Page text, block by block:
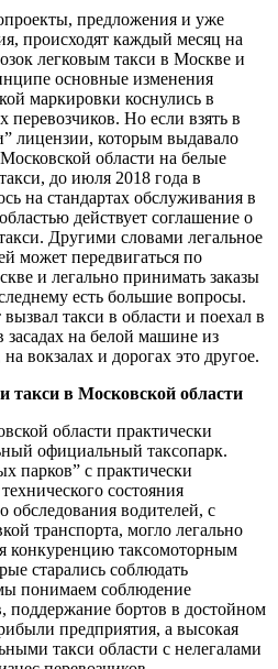
предложения и уже
происходят каждый месяц на
легковым такси в Москве и
основные изменения
маркировки коснулись в
перевозчиков. Но если взять в
лицензии, которым выдавало
области на белые
до июля 2018 года в
на стандартах обслуживания в
действует соглашение о
Другими словами легальное
может передвигаться по
и легально принимать заказы
есть большие вопросы.
такси в области и поехал в
засадах на белой машине из
вокзалах и дорогах это другое.
такси в Московской области
области практически
официальный таксопарк.
парков” с практически
состояния
обследования водителей, с
транспорта, могло легально
конкуренцию таксомоторным
старались соблюдать
понимаем соблюдение
поддержание бортов в достойном
предприятия, а высокая
такси области с нелегалами